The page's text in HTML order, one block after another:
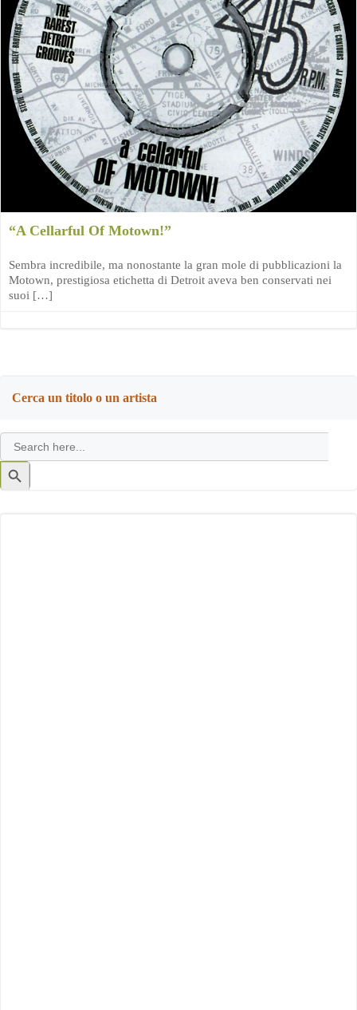
“A Cellarful Of Motown!”
Sembra incredibile, ma nonostante la gran mole di pubblicazioni la
Motown, prestigiosa etichetta di Detroit aveva ben conservati nei
suoi […]
Cerca un titolo o un artista
Search
for:
Search
Button